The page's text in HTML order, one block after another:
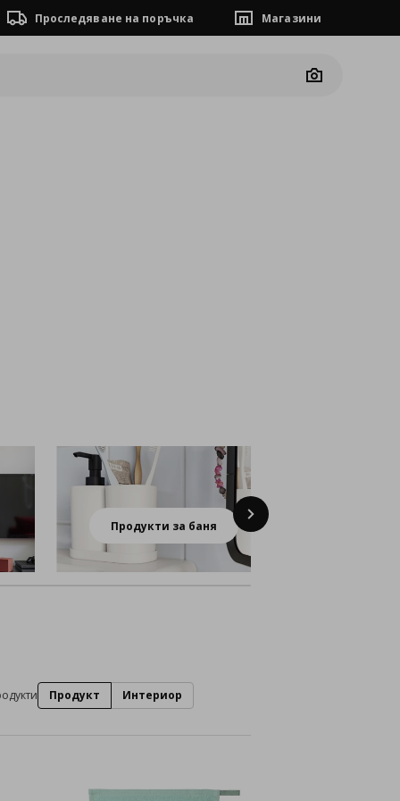
Проследяване на поръчка Магазини
Camera
Продукти за баня Next
Продукт Интериор